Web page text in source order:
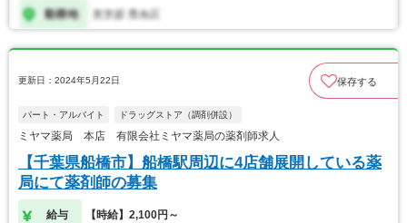
更新日：2024年5月22日 保存する
パート・アルバイト ドラッグストア（調剤併設）
ミヤマ薬局 本店 有限会社ミヤマ薬局の薬剤師求人
【千葉県船橋市】船橋駅周辺に4店舗展開している薬
局にて薬剤師の募集
給与 【時給】2,100円～